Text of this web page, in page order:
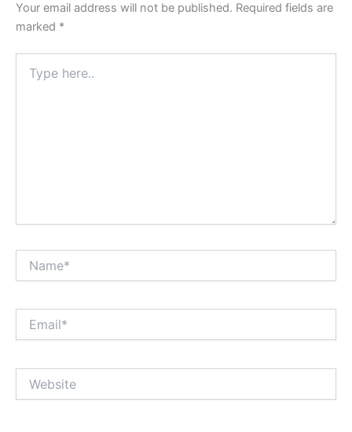
Your email address will not be published. Required fields are
marked *
here..